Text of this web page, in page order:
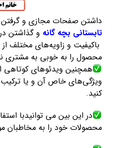
داشتن صفحات مجازی و
تابستانی بچه گانه و گذاشتن
باکیفیت و زاویه‌های مختلف
محصول را به خوبی به مشتری
همچنین ویدئوهای کوتاهی
ویژگی‌های خاص آن و یا
کنید.
در این بین می توانیدبا
محصولات خود را به مخاطبان